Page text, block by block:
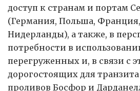
доступ к странам и портам
(Германия, Польша,
Нидерланды), а также, в
потребности в
перегруженных и, в связи с
дорогостоящих для
проливов Босфор и